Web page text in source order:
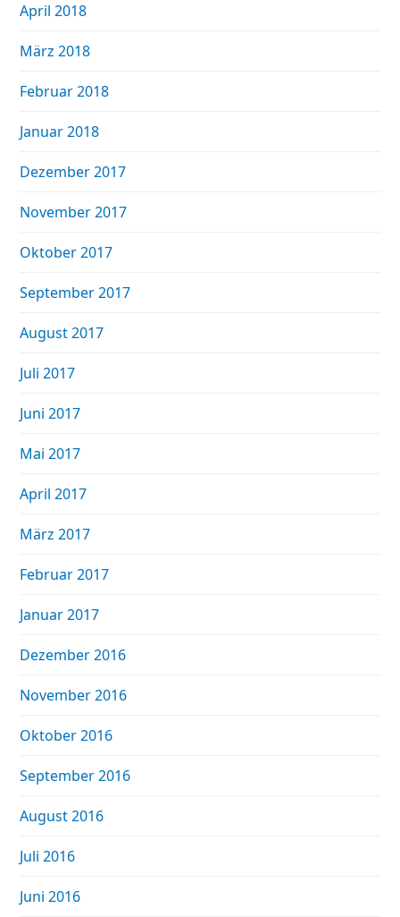
April 2018
März 2018
Februar 2018
Januar 2018
Dezember 2017
November 2017
Oktober 2017
September 2017
August 2017
Juli 2017
Juni 2017
Mai 2017
April 2017
März 2017
Februar 2017
Januar 2017
Dezember 2016
November 2016
Oktober 2016
September 2016
August 2016
Juli 2016
Juni 2016